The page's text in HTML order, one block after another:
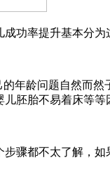
功率提升基本分为
年龄问题自然而
胚胎不易着床等等
骤都不太了解，